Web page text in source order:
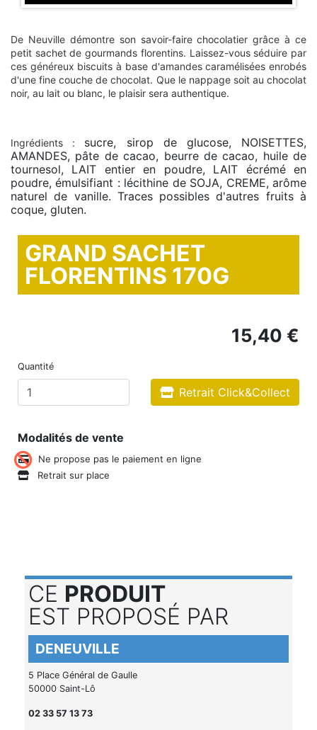
De Neuville démontre son savoir-faire chocolatier grâce à ce
petit sachet de gourmands florentins. Laissez-vous séduire par
ces généreux biscuits à base d'amandes caramélisées enrobés
d'une fine couche de chocolat. Que le nappage soit au chocolat
noir, au lait ou blanc, le plaisir sera authentique.
Ingrédients : sucre, sirop de glucose, NOISETTES,
AMANDES, pâte de cacao, beurre de cacao, huile de
tournesol, LAIT entier en poudre, LAIT écrémé en
poudre, émulsifiant : lécithine de SOJA, CREME, arôme
naturel de vanille. Traces possibles d'autres fruits à
coque, gluten.
GRAND SACHET
FLORENTINS 170G
15,40 €
Quantité
Retrait Click&Collect
Modalités de vente
Ne propose pas le paiement en ligne
Retrait sur place
CE PRODUIT
EST PROPOSÉ PAR
DENEUVILLE
5 Place Général de Gaulle
50000 Saint-Lô
02 33 57 13 73